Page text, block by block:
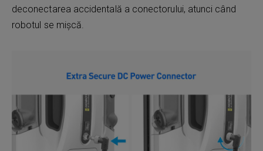
deconectarea accidentală a conectorului, atunci când
robotul se mișcă.